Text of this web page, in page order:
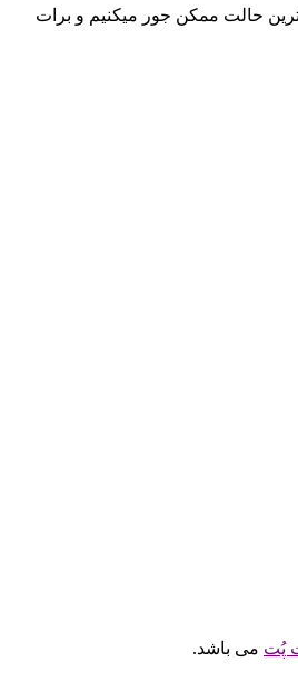
حالت ممکن جور میکنیم و برات
پُت می باشد.